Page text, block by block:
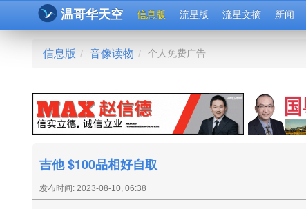
温哥华天空 信息版 流星版 流星文摘 新闻
信息版 / 音像读物 / 个人免费广告
吉他 $100品相好自取
发布时间: 2023-08-10, 06:38